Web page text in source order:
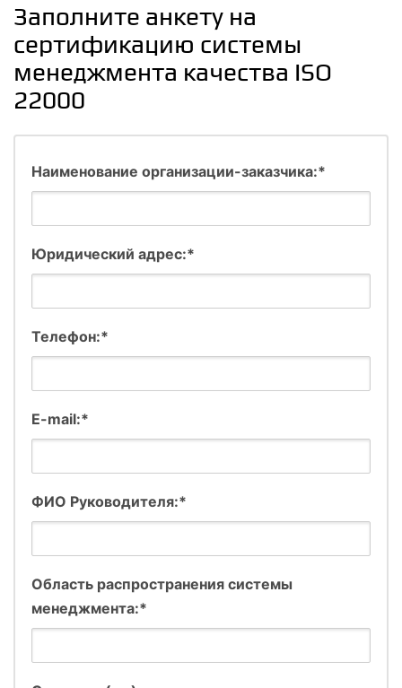
Заполните анкету на
сертификацию системы
менеджмента качества ISO
22000
Наименование организации-заказчика:*
Юридический адрес:*
Телефон:*
E-mail:*
ФИО Руководителя:*
Область распространения системы
менеджмента:*